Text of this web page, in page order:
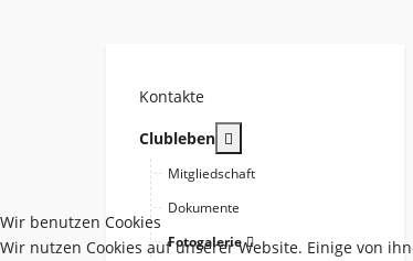
Kontakte
Clubleben
Mitgliedschaft
Dokumente
Fotogalerie
Wir benutzen Cookies
Wir nutzen Cookies auf unserer Website. Einige von